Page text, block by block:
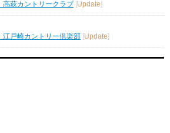
高萩カントリークラブ [Update]
江戸崎カントリー倶楽部 Update